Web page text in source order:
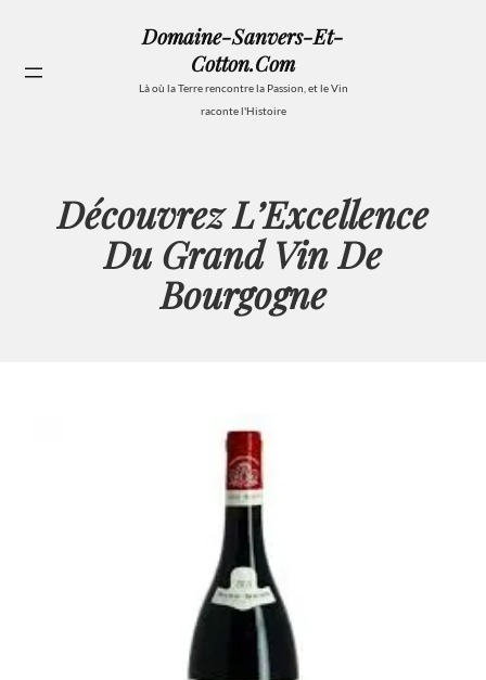
contenu
Domaine-Sanvers-Et-
Cotton.com
Là où la Terre rencontre la Passion, et le Vin
raconte l'Histoire
Découvrez L’Excellence
Du Grand Vin De
Bourgogne